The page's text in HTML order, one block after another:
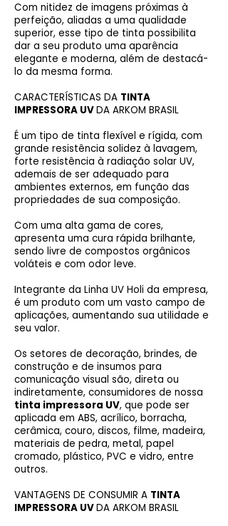
Com nitidez de imagens próximas à
perfeição, aliadas a uma qualidade
superior, esse tipo de tinta possibilita
dar a seu produto uma aparência
elegante e moderna, além de destacá-
lo da mesma forma.
CARACTERÍSTICAS DA TINTA
IMPRESSORA UVDA ARKOM BRASIL
É um tipo de tinta flexível e rígida, com
grande resistência solidez à lavagem,
forte resistência à radiação solar UV,
ademais de ser adequado para
ambientes externos, em função das
propriedades de sua composição.
Com uma alta gama de cores,
apresenta uma cura rápida brilhante,
sendo livre de compostos orgânicos
voláteis e com odor leve.
Integrante da Linha UV Holi da empresa,
é um produto com um vasto campo de
aplicações, aumentando sua utilidade e
seu valor.
Os setores de decoração, brindes, de
construção e de insumos para
comunicação visual são, direta ou
indiretamente, consumidores de nossa
tinta impressora UV, que pode ser
aplicada em ABS, acrílico, borracha,
cerâmica, couro, discos, filme, madeira,
materiais de pedra, metal, papel
cromado, plástico, PVC e vidro, entre
outros.
VANTAGENS DE CONSUMIR A TINTA
IMPRESSORA UVDA ARKOM BRASIL